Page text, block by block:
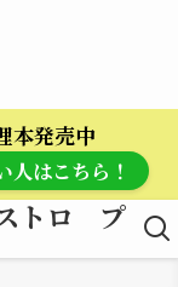
本発売中
人はこちら！
トロ プ